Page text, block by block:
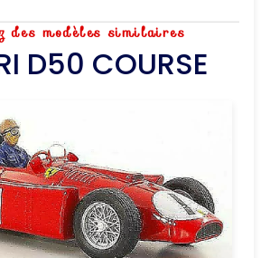
des modèles similaires
D50 COURSE